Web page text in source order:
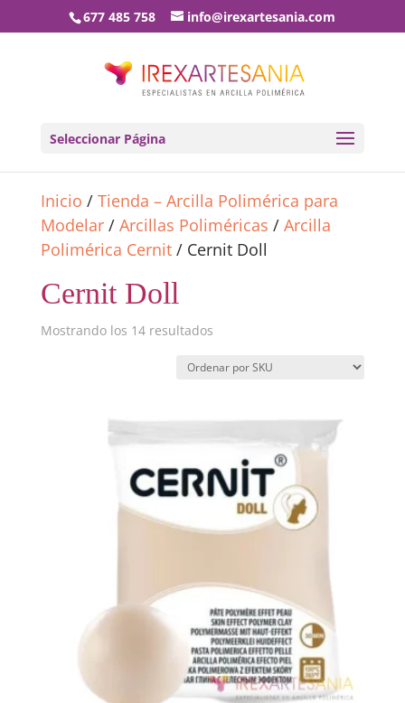
677 485 758 info@irexartesania.com
Seleccionar Página
Inicio / Tienda – Arcilla Polimérica para
Modelar/ Arcillas Poliméricas / Arcilla
Polimérica Cernit/ Cernit Doll
Cernit Doll
Mostrando los 14 resultados